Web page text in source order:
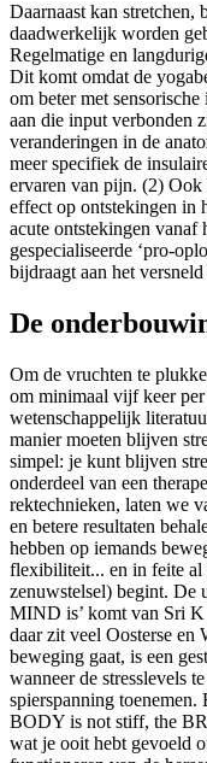
Daarnaast kan stretchen,
daadwerkelijk worden
Regelmatige en
Dit komt omdat de
om beter met
aan die input verbonden
veranderingen in de
meer specifiek de
ervaren van pijn. (2) Ook
effect op ontstekingen in
acute ontstekingen vanaf
gespecialiseerde ‘pro-
bijdraagt aan het
De
Om de vruchten te
om minimaal vijf keer
wetenschappelijk
manier moeten blijven
simpel: je kunt blijven
onderdeel van een
rektechnieken, laten we
en betere resultaten
hebben op iemands
flexibiliteit... en in feite al
zenuwstelsel) begint. De
MIND is’ komt van Sri K
daar zit veel Oosterse en
beweging gaat, is een
wanneer de stresslevels
spierspanning
BODY is not stiff, the
wat je ooit hebt gevoeld